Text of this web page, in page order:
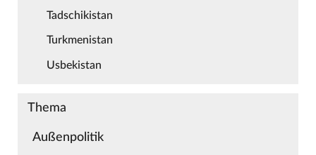
Tadschikistan
Turkmenistan
Usbekistan
Thema
Außenpolitik